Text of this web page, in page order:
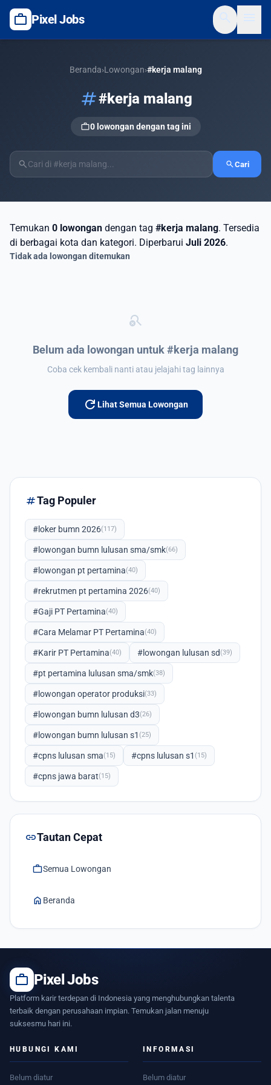
work Pixel Jobs
Beranda›Lowongan›#kerja malang
tag#kerja malang
work0 lowongan dengan tag ini
search searchCari
Temukan 0 lowongan dengan tag #kerja malang. Tersedia
di berbagai kota dan kategori. Diperbarui Juli 2026.
Tidak ada lowongan ditemukan
search_off
Belum ada lowongan untuk #kerja malang
Coba cek kembali nanti atau jelajahi tag lainnya
refresh Lihat Semua Lowongan
tagTag Populer
#loker bumn 2026(117)
#lowongan bumn lulusan sma/smk(66)
#lowongan pt pertamina(40)
#rekrutmen pt pertamina 2026(40)
#Gaji PT Pertamina(40)
#Cara Melamar PT Pertamina(40)
#Karir PT Pertamina(40) #lowongan lulusan sd(39)
#pt pertamina lulusan sma/smk(38)
#lowongan operator produksi(33)
#lowongan bumn lulusan d3(26)
#lowongan bumn lulusan s1 (25)
#cpns lulusan sma(15) #cpns lulusan s1 (15)
#cpns jawa barat(15)
linkTautan Cepat
workSemua Lowongan
home Beranda
work Pixel Jobs
Platform karir terdepan di Indonesia yang menghubungkan talenta
terbaik dengan perusahaan impian. Temukan jalan menuju
suksesmu hari ini.
HUBUNGI KAMI
Belum diatur
INFORMASI
Belum diatur